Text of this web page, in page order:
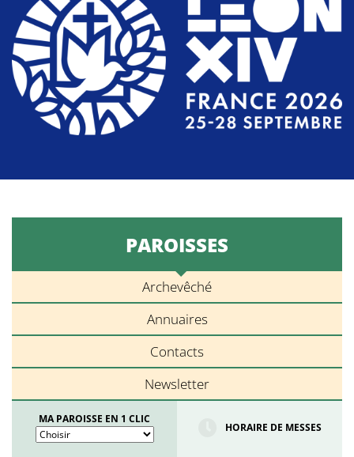
PAROISSES
Archevêché
Annuaires
Contacts
Newsletter
MA PAROISSE EN 1 CLIC
HORAIRE DE MESSES